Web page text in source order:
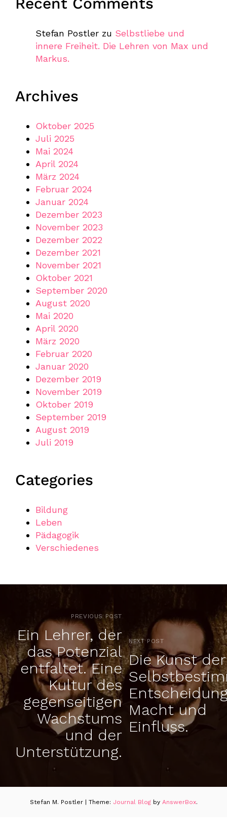
Stefan Postler zu Selbstliebe und
innere Freiheit. Die Lehren von Max und
Markus.
Archives
Oktober 2025
Juli 2025
Mai 2024
April 2024
März 2024
Februar 2024
Januar 2024
Dezember 2023
November 2023
Dezember 2022
Dezember 2021
November 2021
Oktober 2021
September 2020
August 2020
Mai 2020
April 2020
März 2020
Februar 2020
Januar 2020
Dezember 2019
November 2019
Oktober 2019
September 2019
August 2019
Juli 2019
Categories
Bildung
Leben
Pädagogik
Verschiedenes
PREVIOUS POST
Ein Lehrer, der
das Potenzial
entfaltet. Eine
Kultur des
gegenseitigen
Wachstums
und der
Unterstützung.
NEXT POST
Die Kunst der
Macht und
Einfluss.
Stefan M. Postler Theme: Journal Blog by AnswerBox.